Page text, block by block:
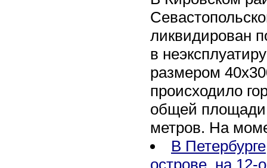
ликвидирован
в
размером
происходило
общей площади
метров. На
В
острове, на 12-